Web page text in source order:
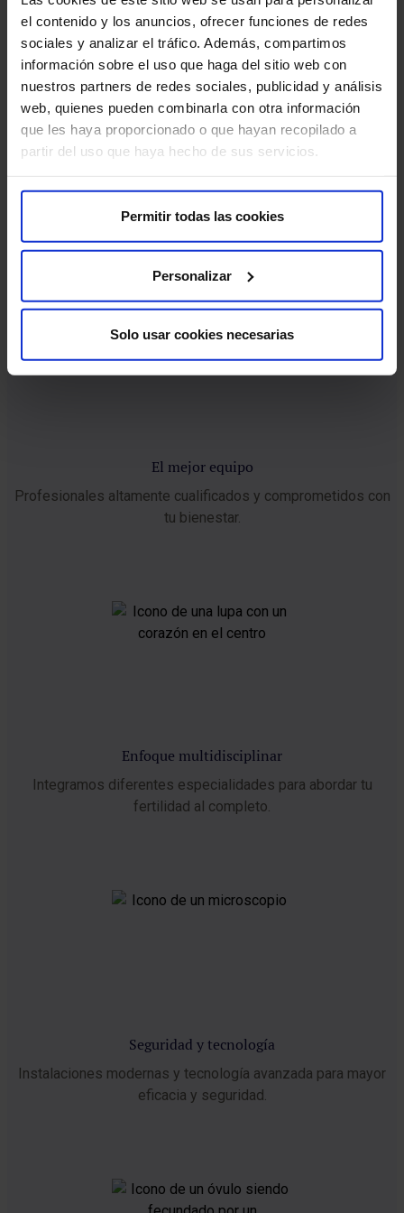
el contenido y los anuncios, ofrecer funciones de redes
sociales y analizar el tráfico. Además, compartimos
información sobre el uso que haga del sitio web con
nuestros partners de redes sociales, publicidad y análisis
web, quienes pueden combinarla con otra información
que les haya proporcionado o que hayan recopilado a
partir del uso que haya hecho de sus servicios.
Permitir todas las cookies
Personalizar
Solo usar cookies necesarias
Ayudamos a miles de familias a cumplir su sueño con
El mejor equipo
Profesionales altamente cualificados y comprometidos con
tu bienestar.
Enfoque multidisciplinar
Integramos diferentes especialidades para abordar tu
fertilidad al completo.
Seguridad y tecnología
Instalaciones modernas y tecnología avanzada para mayor
eficacia y seguridad.